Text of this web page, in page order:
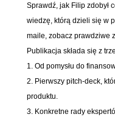
Sprawdź, jak Filip zdobył
wiedzę, którą dzieli się w
maile, zobacz prawdziwe
Publikacja składa się z
1. Od pomysłu do
2. Pierwszy pitch-deck,
produktu.
3. Konkretne rady